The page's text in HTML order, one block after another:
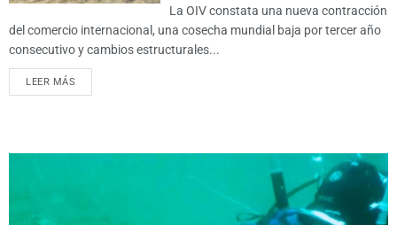
La OIV constata una nueva contracción
del comercio internacional, una cosecha mundial baja por tercer año
consecutivo y cambios estructurales...
LEER MÁS